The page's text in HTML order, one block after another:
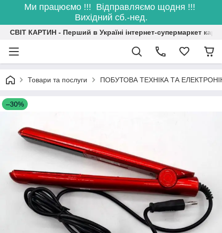
Ми працюємо !!! Відправляємо щодня !!!
Вихідний сб.-нед.
СВІТ КАРТИН - Перший в Україні інтернет-супермаркет
Товари та послуги ПОБУТОВА ТЕХНІКА ТА
–30%